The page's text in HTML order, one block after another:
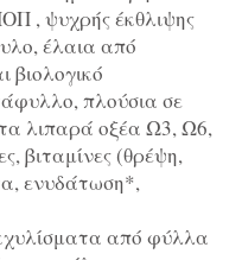
, ψυχρής έκθλιψης
έλαια από
βιολογικό
πλούσια σε
λιπαρά οξέα Ω3, Ω6,
βιταμίνες (θρέψη,
ενυδάτωση*,
από φύλλα